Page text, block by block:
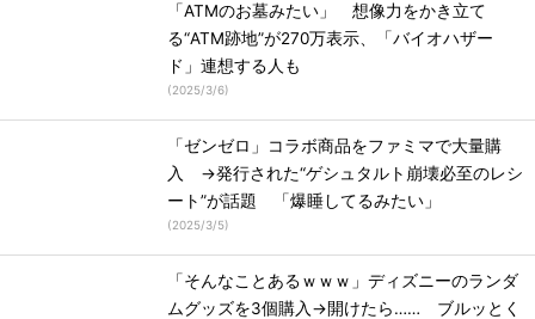
「ATMのお墓みたい」 想像力をかき立て
る“ATM跡地”が270万表示、「バイオハザー
ド」連想する人も
(2025/3/6)
「ゼンゼロ」コラボ商品をファミマで大量購
入 →発行された“ゲシュタルト崩壊必至のレシ
ート”が話題 「爆睡してるみたい」
(2025/3/5)
「そんなことあるｗｗｗ」ディズニーのランダ
ムグッズを3個購入→開けたら…… ブルッとく